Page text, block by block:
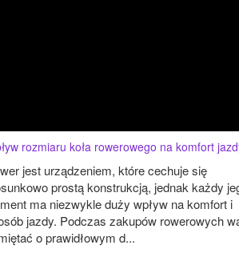
rozmiaru koła rowerowego na komfort
jest urządzeniem, które cechuje się
prostą konstrukcją, jednak każdy
ma niezwykle duży wpływ na komfort i
jazdy. Podczas zakupów rowerowych
o prawidłowym d...